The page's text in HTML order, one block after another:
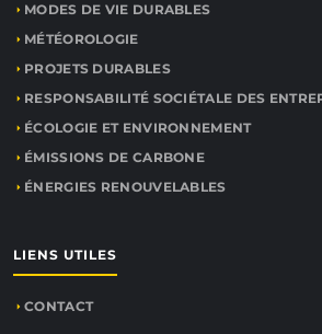
MODES DE VIE DURABLES
MÉTÉOROLOGIE
PROJETS DURABLES
RESPONSABILITÉ SOCIÉTALE DES
ÉCOLOGIE ET ENVIRONNEMENT
ÉMISSIONS DE CARBONE
ÉNERGIES RENOUVELABLES
LIENS UTILES
CONTACT